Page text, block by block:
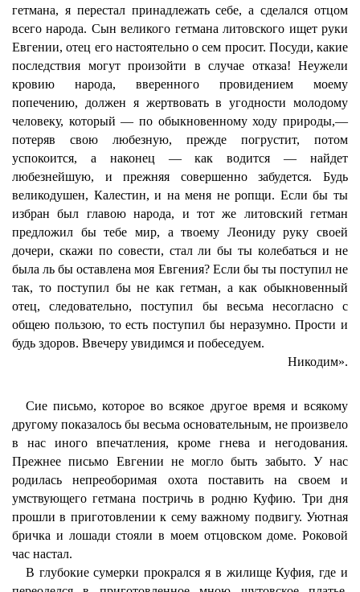
гетмана, я перестал принадлежать себе, а сделался отцом
всего народа. Сын великого гетмана литовского ищет руки
Евгении, отец его настоятельно о сем просит. Посуди, какие
последствия могут произойти в случае отказа! Неужели
кровию народа, вверенного провидением моему
попечению, должен я жертвовать в угодности молодому
человеку, который — по обыкновенному ходу природы,—
потеряв свою любезную, прежде погрустит, потом
успокоится, а наконец — как водится — найдет
любезнейшую, и прежняя совершенно забудется. Будь
великодушен, Калестин, и на меня не ропщи. Если бы ты
избран был главою народа, и тот же литовский гетман
предложил бы тебе мир, а твоему Леониду руку своей
дочери, скажи по совести, стал ли бы ты колебаться и не
была ль бы оставлена моя Евгения? Если бы ты поступил не
так, то поступил бы не как гетман, а как обыкновенный
отец, следовательно, поступил бы весьма несогласно с
общею пользою, то есть поступил бы неразумно. Прости и
будь здоров. Ввечеру увидимся и побеседуем.
Никодим».
Сие письмо, которое во всякое другое время и всякому
другому показалось бы весьма основательным, не произвело
в нас иного впечатления, кроме гнева и негодования.
Прежнее письмо Евгении не могло быть забыто. У нас
родилась непреоборимая охота поставить на своем и
умствующего гетмана постричь в родню Куфию. Три дня
прошли в приготовлении к сему важному подвигу. Уютная
бричка и лошади стояли в моем отцовском доме. Роковой
час настал.
В глубокие сумерки прокрался я в жилище Куфия, где и